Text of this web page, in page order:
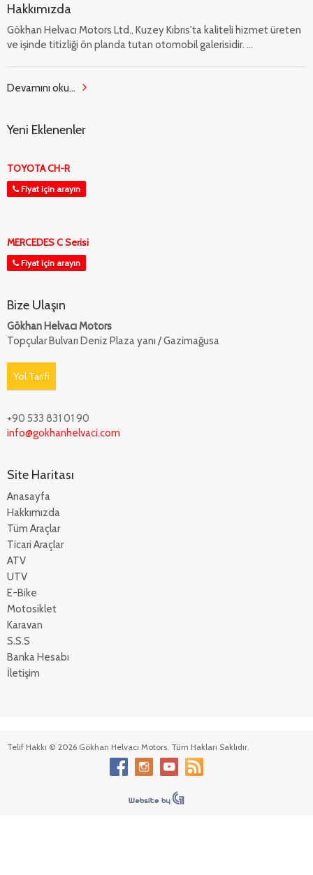
Hakkımızda
Gökhan Helvacı Motors Ltd., Kuzey Kıbrıs'ta kaliteli hizmet üreten
ve işinde titizliği ön planda tutan otomobil galerisidir. ...
Devamını oku...
Yeni Eklenenler
TOYOTA CH-R
Fiyat için arayın
MERCEDES C Serisi
Fiyat için arayın
Bize Ulaşın
Gökhan Helvacı Motors
Topçular Bulvarı Deniz Plaza yanı / Gazimağusa
Yol Tarifi
+90 533 831 01 90
info@gokhanhelvaci.com
Site Haritası
Anasayfa
Hakkımızda
Tüm Araçlar
Ticari Araçlar
ATV
UTV
E-Bike
Motosiklet
Karavan
S.S.S
Banka Hesabı
İletişim
Telif Hakkı © 2026 Gökhan Helvacı Motors. Tüm Hakları Saklıdır.